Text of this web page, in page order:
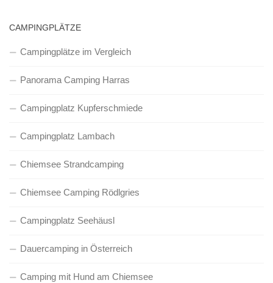
CAMPINGPLÄTZE
Campingplätze im Vergleich
Panorama Camping Harras
Campingplatz Kupferschmiede
Campingplatz Lambach
Chiemsee Strandcamping
Chiemsee Camping Rödlgries
Campingplatz Seehäusl
Dauercamping in Österreich
Camping mit Hund am Chiemsee